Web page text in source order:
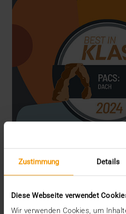
Zustimmung Details
Diese Webseite verwendet
Wir verwenden Cookies, um
Best in KLAS:
08.02.2024